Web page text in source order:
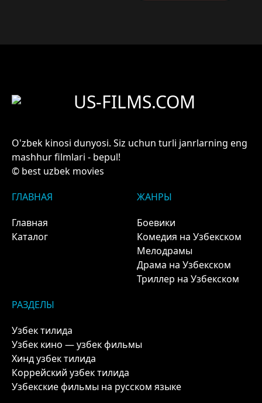
US-FILMS.COM
O'zbek kinosi dunyosi. Siz uchun turli janrlarning eng
mashhur filmlari - bepul!
© best uzbek movies
ГЛАВНАЯ
Главная
Каталог
ЖАНРЫ
Боевики
Комедия на Узбекском
Мелодрамы
Драма на Узбекском
Триллер на Узбекском
РАЗДЕЛЫ
Узбек тилида
Узбек кино — узбек фильмы
Хинд узбек тилида
Коррейский узбек тилида
Узбекские фильмы на русском языке